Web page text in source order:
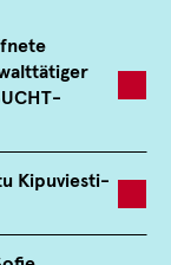
Kipuviesti-